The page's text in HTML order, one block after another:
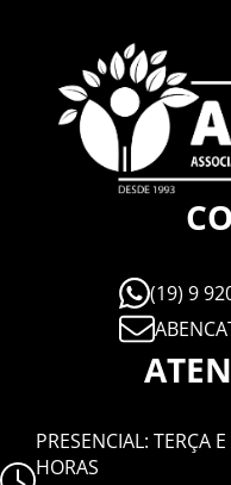
(19) 9
PRESENCIAL: TERÇA
HORAS